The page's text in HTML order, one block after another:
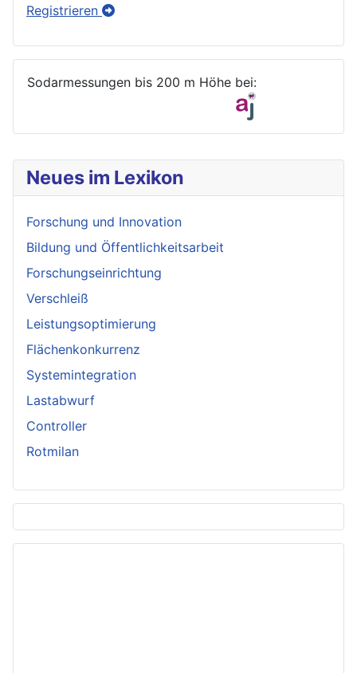
Neues im Lexikon
Forschung und Innovation
Bildung und Öffentlichkeitsarbeit
Forschungseinrichtung
Verschleiß
Leistungsoptimierung
Flächenkonkurrenz
Systemintegration
Lastabwurf
Controller
Rotmilan
Registrieren
Sodarmessungen bis 200 m Höhe bei: